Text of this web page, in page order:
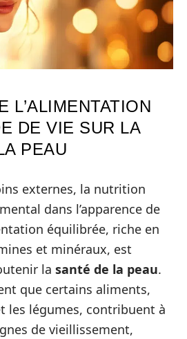
L’ALIMENTATION
DE VIE SUR LA
PEAU
externes, la nutrition
dans l’apparence de
équilibrée, riche en
et minéraux, est
la santé de la peau.
que certains aliments,
les légumes, contribuent à
de vieillissement,